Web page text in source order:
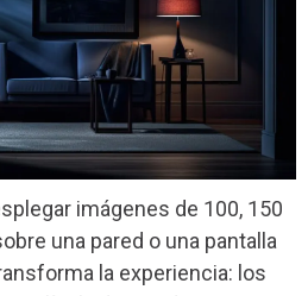
imágenes de 100, 150
una pared o una pantalla
la experiencia: los